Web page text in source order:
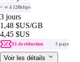
+ ∞ à 128kbps
3 jours
1,48 $US/GB
4,45 $US
$3 de réduction 3 pays
Voir les détails